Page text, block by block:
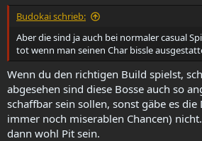
Budokai schrieb:
Aber die sind ja auch bei normaler casual
tot wenn man seinen Char bissle
Wenn du den richtigen Build spielst,
abgesehen sind diese Bosse auch so
schaffbar sein sollen, sonst gäbe es
immer noch miserablen Chancen)
dann wohl Pit sein.